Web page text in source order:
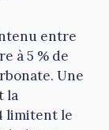
entre
à 5 % de
Une
la
limitent le